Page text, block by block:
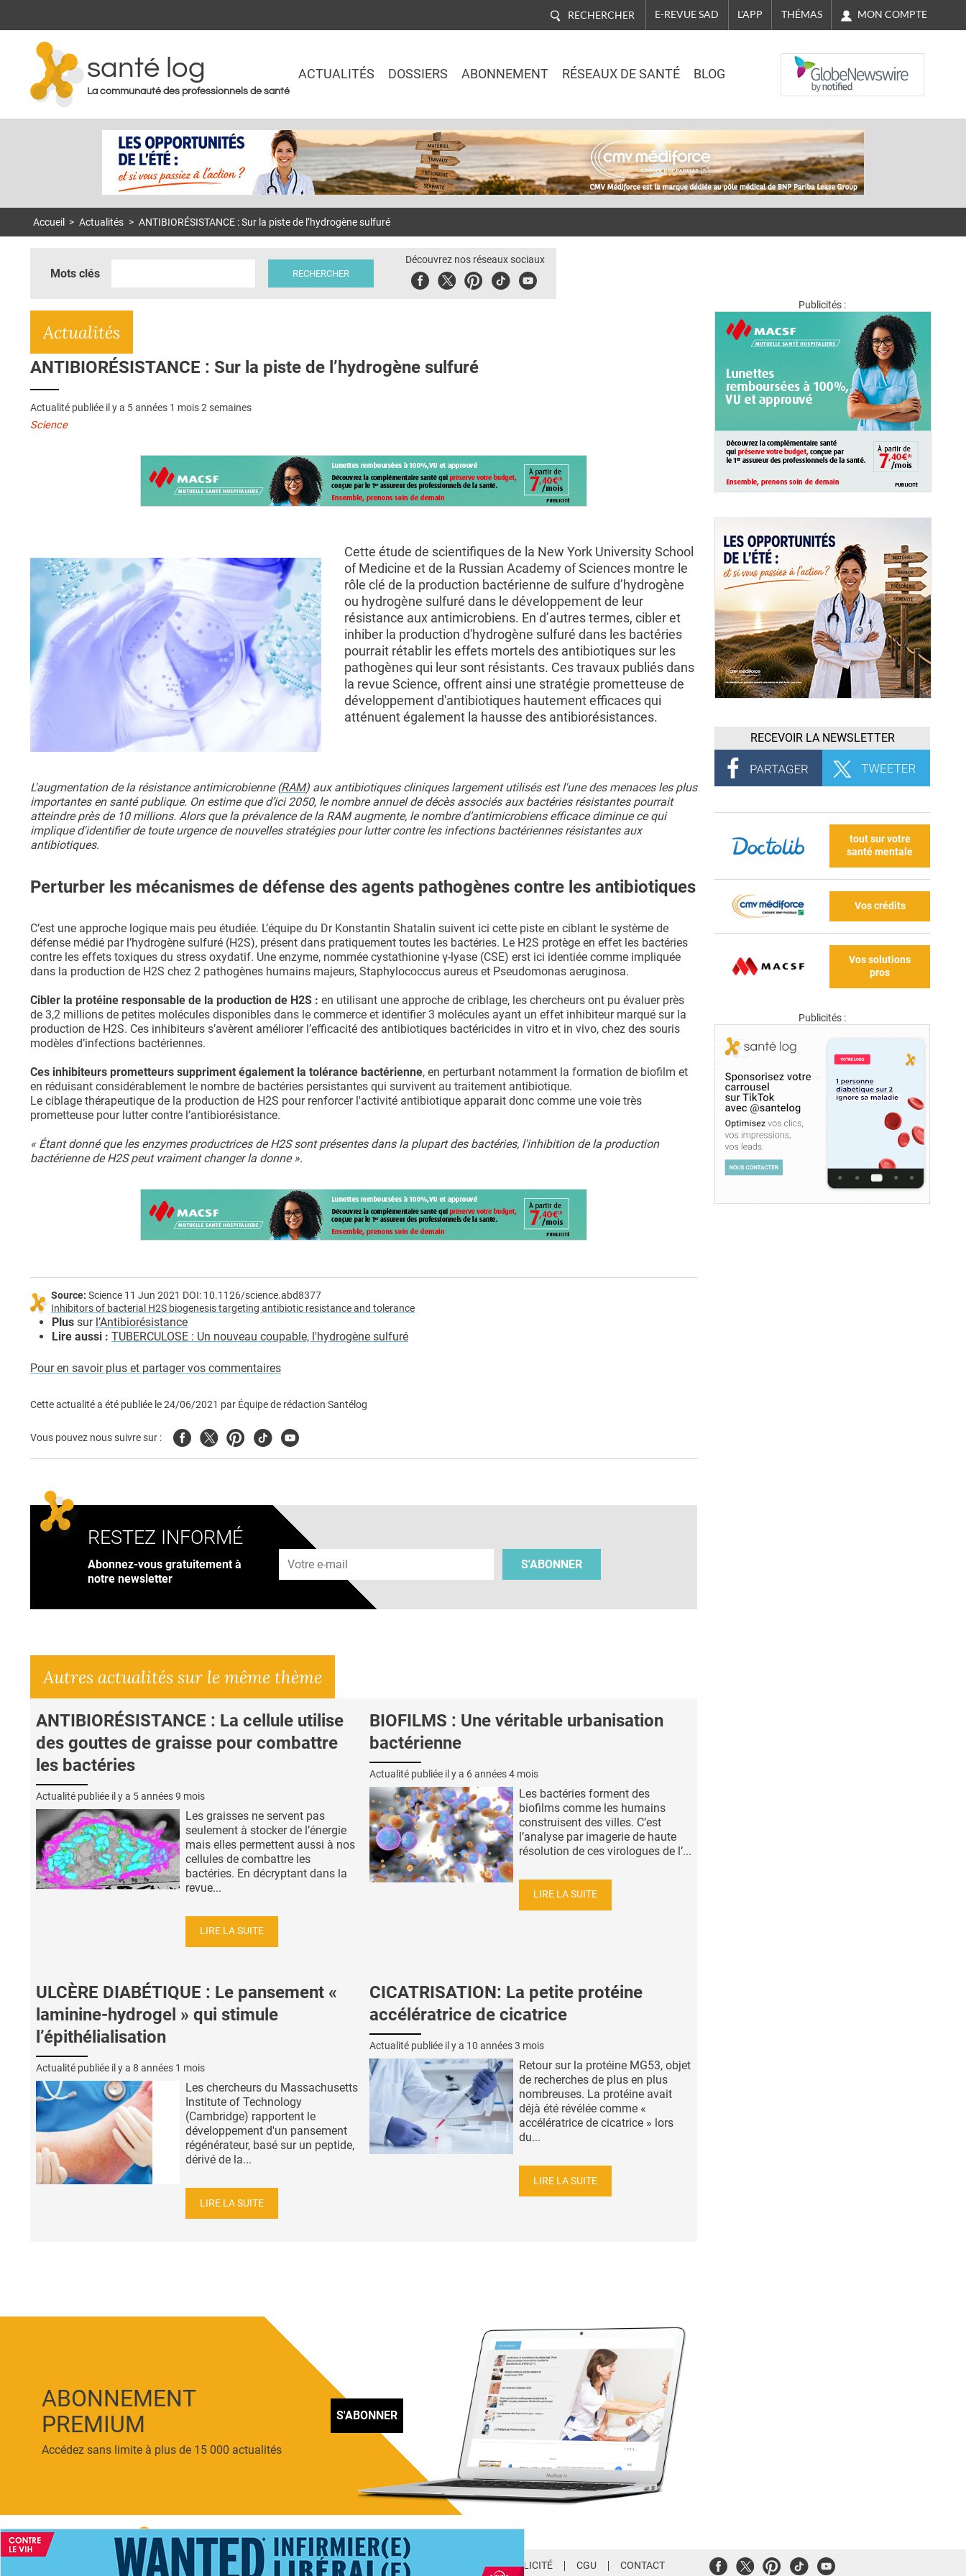
RECHERCHER E-REVUE SAD L'APP THÉMAS MON COMPTE
santé log
La communauté des professionnels de santé
ACTUALITÉS DOSSIERS ABONNEMENT RÉSEAUX DE SANTÉ BLOG
NASDAQ
Accueil > Actualités > ANTIBIORÉSISTANCE : Sur la piste de l’hydrogène sulfuré
Mots clés
Découvrez nos réseaux sociaux
FacebookTwitterPinterest
TiktokYoubute
Actualités
ANTIBIORÉSISTANCE : Sur la piste de l’hydrogène sulfuré
Actualité publiée il y a 5 années 1 mois 2 semaines
Science
Cette étude de scientifiques de la New York University School
of Medicine et de la Russian Academy of Sciences montre le
rôle clé de la production bactérienne de sulfure d’hydrogène
ou hydrogène sulfuré dans le développement de leur
résistance aux antimicrobiens. En d’autres termes, cibler et
inhiber la production d'hydrogène sulfuré dans les bactéries
pourrait rétablir les effets mortels des antibiotiques sur les
pathogènes qui leur sont résistants. Ces travaux publiés dans
la revue Science, offrent ainsi une stratégie prometteuse de
développement d'antibiotiques hautement efficaces qui
atténuent également la hausse des antibiorésistances.
L'augmentation de la résistance antimicrobienne (RAM) aux antibiotiques cliniques largement utilisés est l'une des menaces les plus
importantes en santé publique. On estime que d’ici 2050, le nombre annuel de décès associés aux bactéries résistantes pourrait
atteindre près de 10 millions. Alors que la prévalence de la RAM augmente, le nombre d’antimicrobiens efficace diminue ce qui
implique d'identifier de toute urgence de nouvelles stratégies pour lutter contre les infections bactériennes résistantes aux
antibiotiques.
Perturber les mécanismes de défense des agents pathogènes contre les antibiotiques
C’est une approche logique mais peu étudiée. L’équipe du Dr Konstantin Shatalin suivent ici cette piste en ciblant le système de
défense médié par l’hydrogène sulfuré (H2S), présent dans pratiquement toutes les bactéries. Le H2S protège en effet les bactéries
contre les effets toxiques du stress oxydatif. Une enzyme, nommée cystathionine γ-lyase (CSE) erst ici identiée comme impliquée
dans la production de H2S chez 2 pathogènes humains majeurs, Staphylococcus aureus et Pseudomonas aeruginosa.
Cibler la protéine responsable de la production de H2S : en utilisant une approche de criblage, les chercheurs ont pu évaluer près
de 3,2 millions de petites molécules disponibles dans le commerce et identifier 3 molécules ayant un effet inhibiteur marqué sur la
production de H2S. Ces inhibiteurs s’avèrent améliorer l’efficacité des antibiotiques bactéricides in vitro et in vivo, chez des souris
modèles d’infections bactériennes.
Ces inhibiteurs prometteurs suppriment également la tolérance bactérienne, en perturbant notamment la formation de biofilm et
en réduisant considérablement le nombre de bactéries persistantes qui survivent au traitement antibiotique.
Le ciblage thérapeutique de la production de H2S pour renforcer l'activité antibiotique apparait donc comme une voie très
prometteuse pour lutter contre l’antibiorésistance.
« Étant donné que les enzymes productrices de H2S sont présentes dans la plupart des bactéries, l'inhibition de la production
bactérienne de H2S peut vraiment changer la donne ».
Source: Science 11 Jun 2021 DOI: 10.1126/science.abd8377
Inhibitors of bacterial H2S biogenesis targeting antibiotic resistance and tolerance
Plus sur l’Antibiorésistance
Lire aussi : TUBERCULOSE : Un nouveau coupable, l'hydrogène sulfuré
Pour en savoir plus et partager vos commentaires
Cette actualité a été publiée le24/06/2021 par Équipe de rédaction Santélog
Vous pouvez nous suivre sur : FacebookTwitterPinterest
TiktokYoutube
RESTEZ INFORMÉ
Abonnez-vous gratuitement à
notre newsletter
Adresse e-mail
S'ABONNER
Autres actualités sur le même thème
ANTIBIORÉSISTANCE : La cellule utilise
des gouttes de graisse pour combattre
les bactéries
Actualité publiée il y a 5 années 9 mois
Les graisses ne servent pas
seulement à stocker de l’énergie
mais elles permettent aussi à nos
cellules de combattre les
bactéries. En décryptant dans la
revue...
LIRE LA SUITE
BIOFILMS : Une véritable urbanisation
bactérienne
Actualité publiée il y a 6 années 4 mois
Les bactéries forment des
biofilms comme les humains
construisent des villes. C’est
l’analyse par imagerie de haute
résolution de ces virologues de l’...
LIRE LA SUITE
ULCÈRE DIABÉTIQUE : Le pansement «
laminine-hydrogel » qui stimule
l’épithélialisation
Actualité publiée il y a 8 années 1 mois
Les chercheurs du Massachusetts
Institute of Technology
(Cambridge) rapportent le
développement d'un pansement
régénérateur, basé sur un peptide,
dérivé de la...
LIRE LA SUITE
CICATRISATION: La petite protéine
accélératrice de cicatrice
Actualité publiée il y a 10 années 3 mois
Retour sur la protéine MG53, objet
de recherches de plus en plus
nombreuses. La protéine avait
déjà été révélée comme «
accélératrice de cicatrice » lors
du...
LIRE LA SUITE
ABONNEMENT
PREMIUM
Accédez sans limite à plus de 15 000 actualités
S'ABONNER
Publicités :
RECEVOIR LA NEWSLETTER
tout sur votre
santé mentale
Vos crédits
Vos solutions
pros
Publicités :
ACCUEIL NEWSLETTER QUI SOMMES-NOUS ? PUBLICITÉ CGU CONTACT FacebookTwitterPinterest
TiktokYoutube